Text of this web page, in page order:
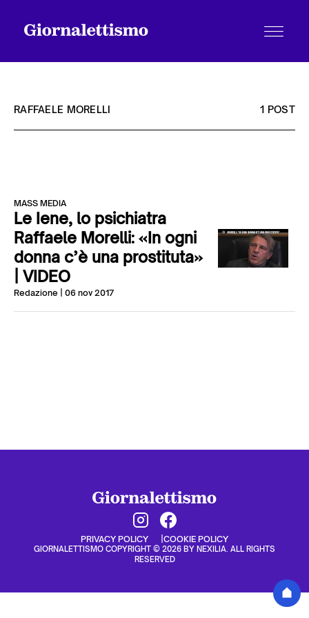
Chi siamo
Contatti
RAFFAELE MORELLI 1 POST
MASS MEDIA
Le Iene, lo psichiatra
Raffaele Morelli: «In ogni
donna c’è una prostituta»
| VIDEO
Redazione | 06 nov 2017
PRIVACY POLICY COOKIE POLICY
GIORNALETTISMO COPYRIGHT © 2026 BY NEXILIA. ALL RIGHTS
RESERVED